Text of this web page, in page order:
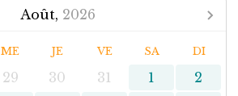
Août, 2026
ME JE VE SA DI
29 30 31 1
2